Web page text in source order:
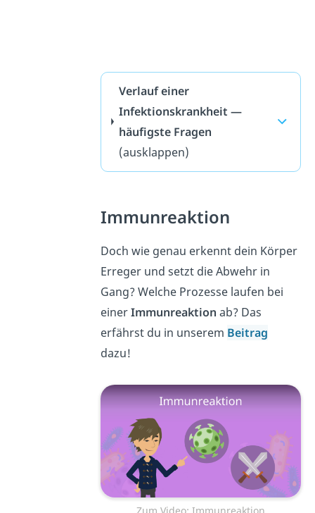
Verlauf einer
Infektionskrankheit —
häufigste Fragen
(ausklappen)
Immunreaktion
Doch wie genau erkennt dein Körper
Erreger und setzt die Abwehr in
Gang? Welche Prozesse laufen bei
einerImmunreaktion ab? Das
erfährst du in unserem Beitrag
dazu!